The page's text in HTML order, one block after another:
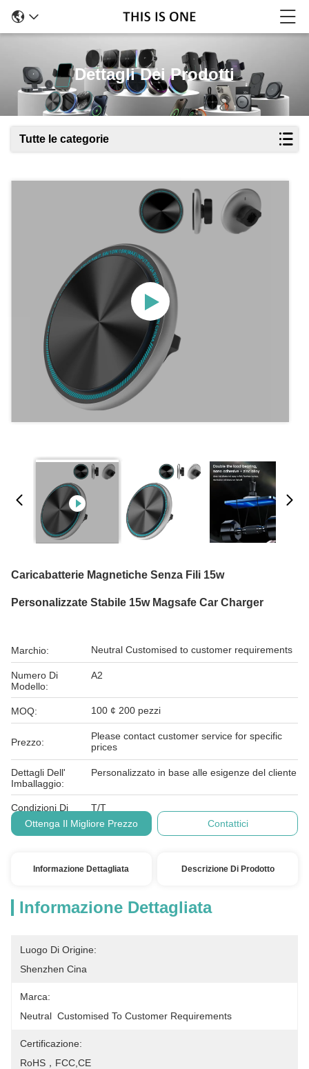
Dettagli Dei Prodotti
Tutte le categorie
Caricabatterie Magnetiche Senza Fili 15w
Personalizzate Stabile 15w Magsafe Car Charger
Marchio: Neutral Customised to customer requirements
Numero Di
Modello:
A2
MOQ: 100 ¢ 200 pezzi
Prezzo:
Please contact customer service for specific
prices
Dettagli Dell'
Imballaggio:
Personalizzato in base alle esigenze del cliente
Condizioni Di
Pagamento:
T/T
Ottenga Il Migliore Prezzo
Contattici
Informazione Dettagliata Descrizione Di Prodotto
Informazione Dettagliata
Luogo Di Origine:
Shenzhen Cina
Marca:
Neutral  Customised To Customer Requirements
Certificazione:
RoHS，FCC,CE